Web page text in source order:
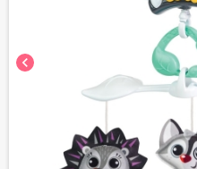
chevron_left